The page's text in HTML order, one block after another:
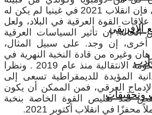
الإفريقي
وتحقيقات
مالينكي)، وبالتالي فإن انقلاب 2021 في غينيا لم يكن له
القوة العرقية في البلاد، ولعل
الحالة. إن تأثير السياسات العرقية
إن وجد. على سبيل المثال،
وغيره من قادة النخبة النهرية في
السودان على الحكومة الانتقالية منذ عام 2019 . ونظرا
المؤيدة للديمقراطية تسعى إلى
العرقي، فمن الممكن أن يكون
ضد تقليص القوة الخاصة بنخبة
في انقلاب أكتوبر 2021.